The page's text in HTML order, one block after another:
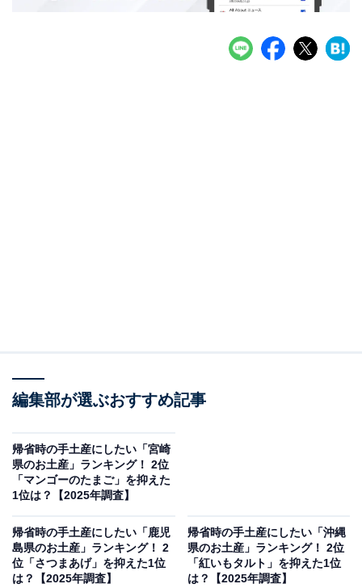
編集部が選ぶおすすめ記事
帰省時の手土産にしたい「宮崎
県のお土産」ランキング！ 2位
「マンゴーのたまご」を抑えた
1位は？【2025年調査】
帰省時の手土産にしたい「鹿児
島県のお土産」ランキング！ 2
位「さつまあげ」を抑えた1位
は？【2025年調査】
帰省時の手土産にしたい「沖縄
県のお土産」ランキング！ 2位
「紅いもタルト」を抑えた1位
は？【2025年調査】